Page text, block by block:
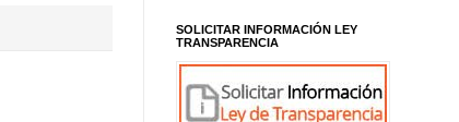
SOLICITAR INFORMACIÓN LEY
TRANSPARENCIA